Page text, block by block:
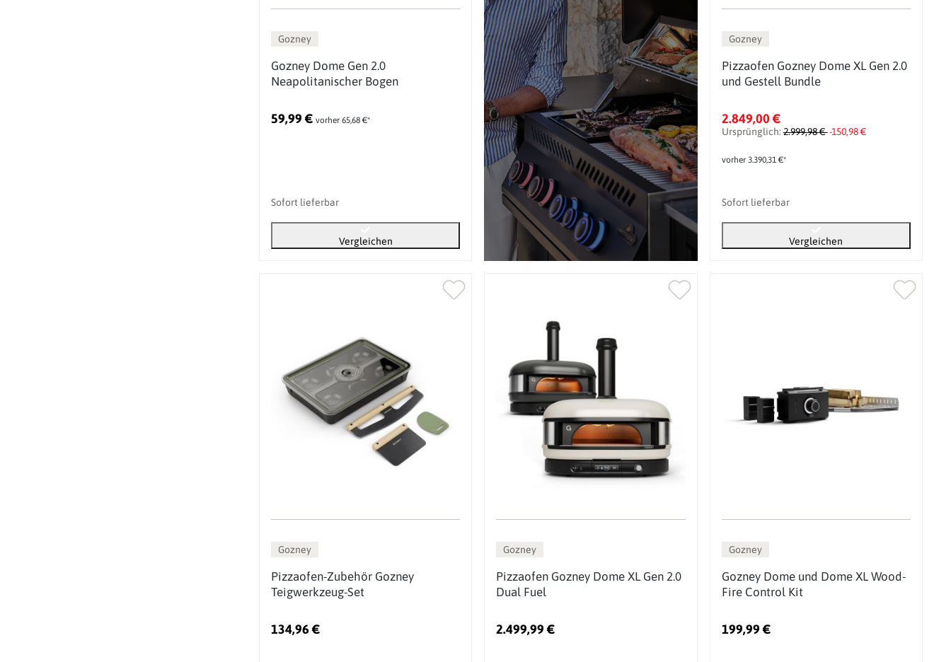
Gozney
Gozney Dome Gen 2.0
Neapolitanischer Bogen
59,99 € vorher 65,68 €*
Sofort lieferbar
Vergleichen
Gozney
Pizzaofen Gozney Dome XL Gen 2.0
und Gestell Bundle
2.849,00 €
Ursprünglich:2.999,98 €-150,98 €
vorher 3.390,31 €*
Sofort lieferbar
Vergleichen
Gozney
Pizzaofen-Zubehör Gozney
Teigwerkzeug-Set
134,96 €
Gozney
Pizzaofen Gozney Dome XL Gen 2.0
Dual Fuel
2.499,99 €
Gozney
Gozney Dome und Dome XL Wood-
Fire Control Kit
199,99 €